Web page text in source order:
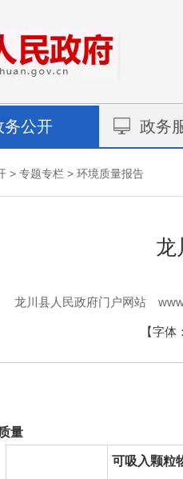
务公开 政务
> 专题专栏 > 环境质量报告
龙
龙川县人民政府门户网站
【字体
量
可吸入颗粒